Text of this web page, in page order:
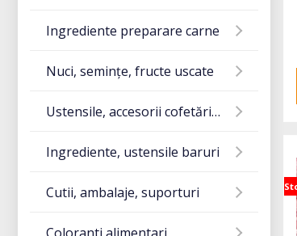
Ingrediente preparare carne
Nuci, semințe, fructe uscate
Ustensile, accesorii cofetărie și gatit
Ingrediente, ustensile baruri
Cutii, ambalaje, suporturi